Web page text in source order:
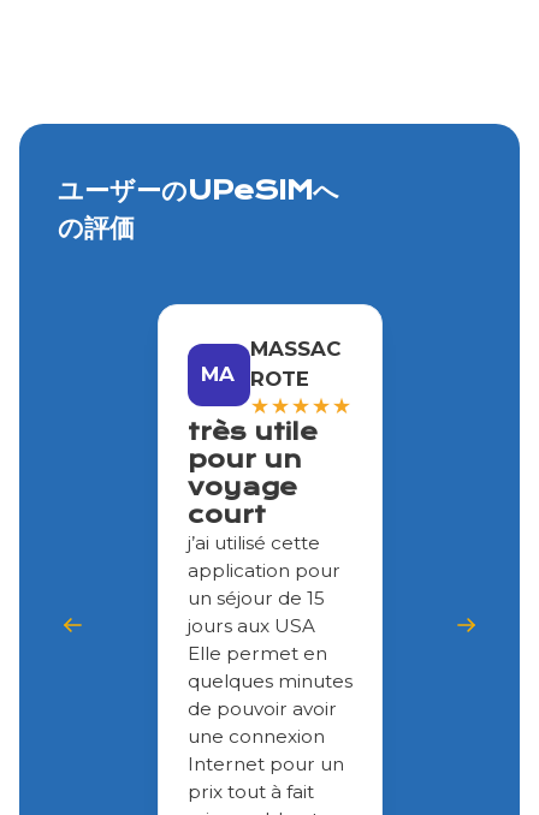
ユーザーのUPeSIMへ
の評価
MA
MASSAC
ROTE
★★★★★
très utile
pour un
voyage
court
j’ai utilisé cette
application pour
un séjour de 15
jours aux USA
Elle permet en
quelques minutes
de pouvoir avoir
une connexion
Internet pour un
prix tout à fait